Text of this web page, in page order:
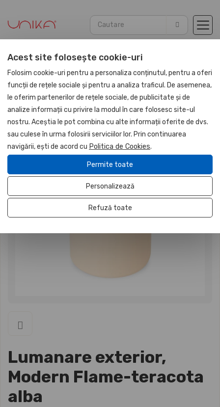
Acasă HAPP:EN
NOU
Lumanare exterior,
Modern Flame-teracota
alba
Acest site folosește cookie-uri
Folosim cookie-uri pentru a personaliza conținutul, pentru a oferi
funcții de rețele sociale și pentru a analiza traficul. De asemenea,
le oferim partenerilor de rețele sociale, de publicitate și de
analize informații cu privire la modul în care folosesc site-ul
nostru. Aceștia le pot combina cu alte informații oferite de dvs.
sau culese în urma folosirii serviciilor lor. Prin continuarea
navigării, ești de acord cu Politica de Cookies.
Permite toate
Personalizează
Refuză toate